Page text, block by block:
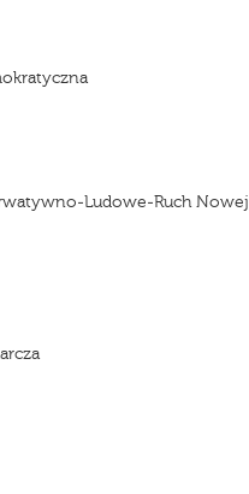
Ludowe-Ruch Nowej